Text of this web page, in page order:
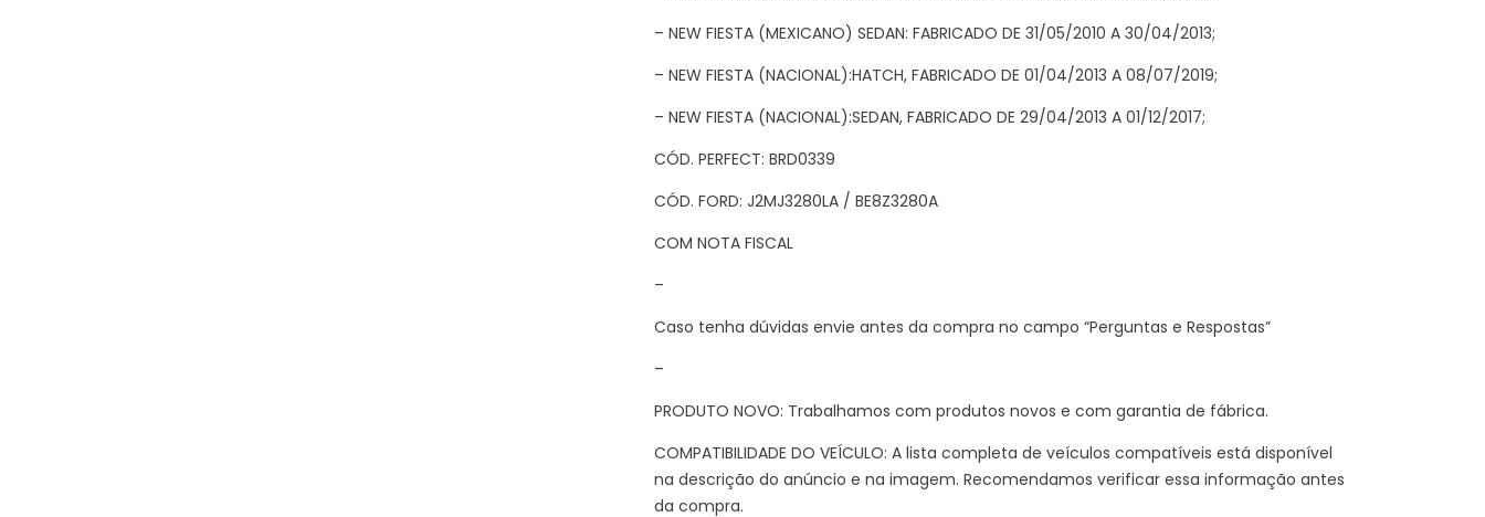
– NEW FIESTA (MEXICANO) SEDAN: FABRICADO DE 31/05/2010 A 30/04/2013;
– NEW FIESTA (NACIONAL):HATCH, FABRICADO DE 01/04/2013 A 08/07/2019;
– NEW FIESTA (NACIONAL):SEDAN, FABRICADO DE 29/04/2013 A 01/12/2017;
CÓD. PERFECT: BRD0339
CÓD. FORD: J2MJ3280LA / BE8Z3280A
COM NOTA FISCAL
–
Caso tenha dúvidas envie antes da compra no campo “Perguntas e Respostas”
–
PRODUTO NOVO: Trabalhamos com produtos novos e com garantia de fábrica.
COMPATIBILIDADE DO VEÍCULO: A lista completa de veículos compatíveis está disponível
na descrição do anúncio e na imagem. Recomendamos verificar essa informação antes
da compra.